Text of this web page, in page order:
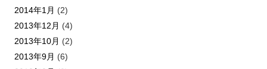
2014年1月 (2)
2013年12月 (4)
2013年10月 (2)
2013年9月 (6)